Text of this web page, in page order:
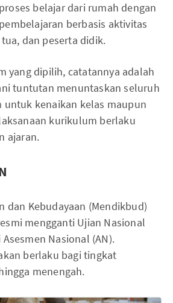
belajar dari rumah dengan
berbasis aktivitas
dan peserta didik.
yang dipilih, catatannya adalah
tuntutan menuntaskan seluruh
kenaikan kelas maupun
kurikulum berlaku
ajaran.
dan Kebudayaan (Mendikbud)
mengganti Ujian Nasional
Nasional (AN).
berlaku bagi tingkat
menengah.